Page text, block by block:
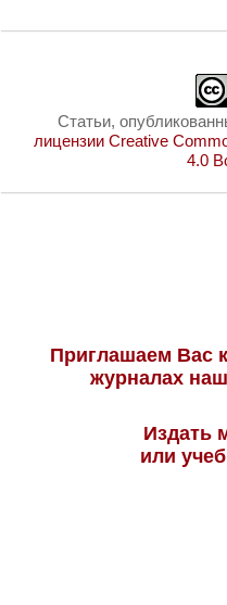
Статьи,
лицензии Creative
4.0
Приглашаем Вас
журналах
Издать
или